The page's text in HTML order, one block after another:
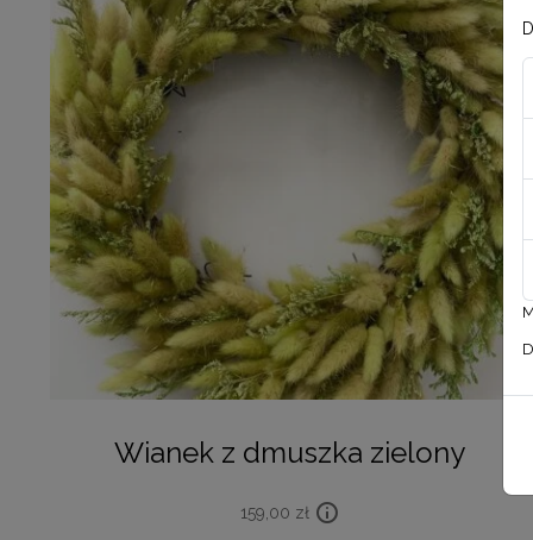
Wianek z dmuszka zielony
159,00 zł